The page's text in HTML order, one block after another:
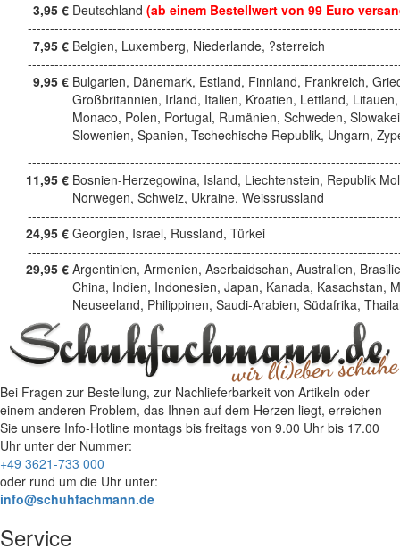
3,95 € Deutschland (ab einem Bestellwert von 99 Euro
7,95 € Belgien, Luxemberg, Niederlande, ?sterreich
9,95 € Bulgarien, Dänemark, Estland, Finnland, Frankreich,
Großbritannien, Irland, Italien, Kroatien, Lettland, Litauen,
Monaco, Polen, Portugal, Rumänien, Schweden,
Slowenien, Spanien, Tschechische Republik, Ungarn,
11,95 € Bosnien-Herzegowina, Island, Liechtenstein, Republik
Norwegen, Schweiz, Ukraine, Weissrussland
24,95 € Georgien, Israel, Russland, Türkei
29,95 € Argentinien, Armenien, Aserbaidschan, Australien,
China, Indien, Indonesien, Japan, Kanada, Kasachstan,
Neuseeland, Philippinen, Saudi-Arabien, Südafrika,
Bei Fragen zur Bestellung, zur Nachlieferbarkeit von Artikeln oder
einem anderen Problem, das Ihnen auf dem Herzen liegt, erreichen
Sie unsere Info-Hotline montags bis freitags von 9.00 Uhr bis 17.00
Uhr unter der Nummer:
+49 3621-733 000
oder rund um die Uhr unter:
info@schuhfachmann.de
Service